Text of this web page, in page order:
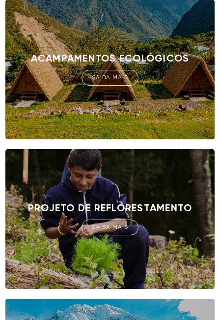
ACAMPAMENTOS ECOLÓGICOS
SAIBA MAIS
PROJETO DE REFLORESTAMENTO
SAIBA MAIS